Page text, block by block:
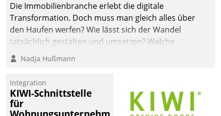
Die Immobilienbranche erlebt die digitale
Transformation. Doch muss man gleich alles über
den Haufen werfen? Wie lässt sich der Wandel
tatsächlich gestalten und umsetzen? Welche
Argumente zählen wirklich?
Nadja Hußmann
Integration
KIWI-Schnittstelle
für